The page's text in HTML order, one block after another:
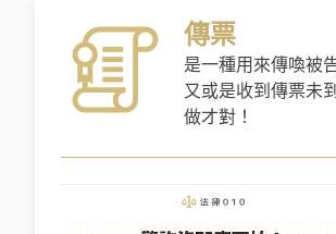
傳票
是一種用來傳喚被
又或是收到傳票未
做才對！